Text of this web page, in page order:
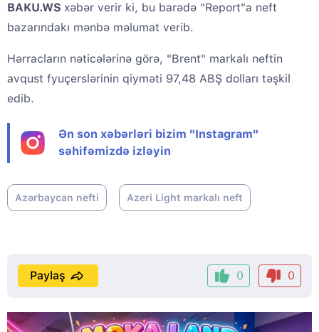
BAKU.WS xəbər verir ki, bu barədə "Report"a neft
bazarındakı mənbə məlumat verib.
Hərracların nəticələrinə görə, "Brent" markalı neftin
avqust fyuçerslərinin qiyməti 97,48 ABŞ dolları təşkil
edib.
Ən son xəbərləri bizim "Instagram"
səhifəmizdə izləyin
Azərbaycan nefti Azeri Light markalı neft
0 0
Paylaş